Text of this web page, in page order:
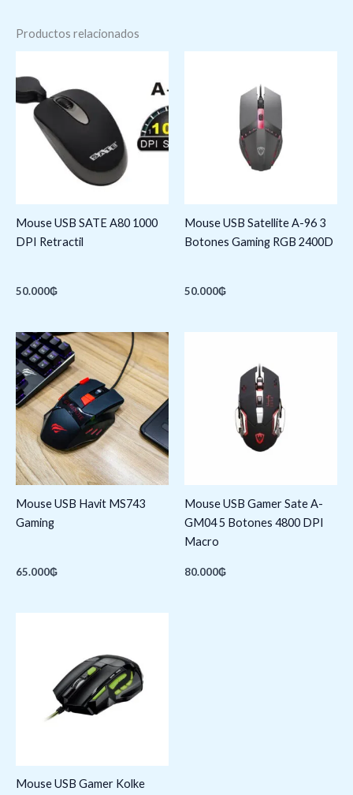
Productos relacionados
Mouse USB SATE A80 1000
DPI Retractil
50.000₲
Mouse USB Satellite A-96 3
Botones Gaming RGB 2400D
50.000₲
Mouse USB Havit MS743
Gaming
65.000₲
Mouse USB Gamer Sate A-
GM04 5 Botones 4800 DPI
Macro
80.000₲
Mouse USB Gamer Kolke